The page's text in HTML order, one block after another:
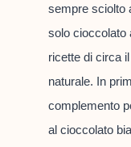
sempre sciolto
solo cioccolato
ricette di circa il
naturale. In
complemento
al cioccolato